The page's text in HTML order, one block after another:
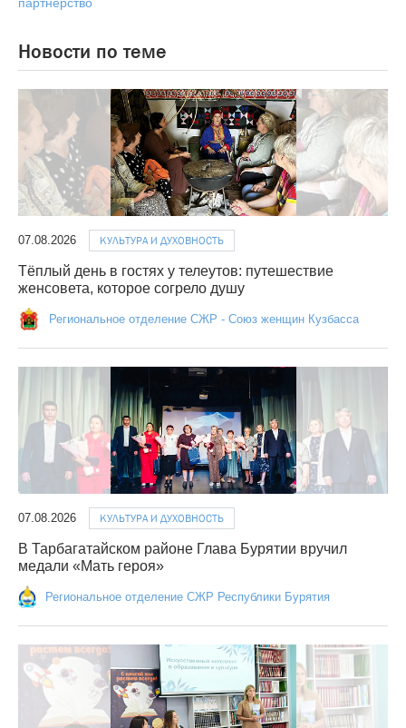
Новости по теме
07.08.2026 КУЛЬТУРА И ДУХОВНОСТЬ
Тёплый день в гостях у телеутов: путешествие
женсовета, которое согрело душу
Региональное отделение СЖР - Союз женщин Кузбасса
07.08.2026 КУЛЬТУРА И ДУХОВНОСТЬ
В Тарбагатайском районе Глава Бурятии вручил
медали «Мать героя»
Региональное отделение СЖР Республики Бурятия